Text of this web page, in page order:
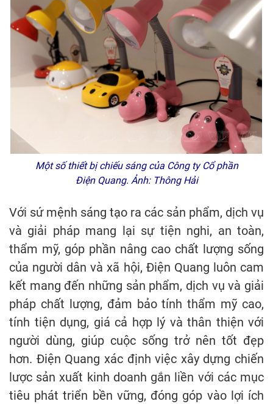
Một số thiết bị chiếu sáng của Công ty Cổ phần
Điện Quang. Ảnh: Thông Hải
Với sứ mệnh sáng tạo ra các sản phẩm, dịch vụ
và giải pháp mang lại sự tiện nghi, an toàn,
thẩm mỹ, góp phần nâng cao chất lượng sống
của người dân và xã hội, Điện Quang luôn cam
kết mang đến những sản phẩm, dịch vụ và giải
pháp chất lượng, đảm bảo tính thẩm mỹ cao,
tính tiện dụng, giá cả hợp lý và thân thiện với
người dùng, giúp cuộc sống trở nên tốt đẹp
hơn. Điện Quang xác định việc xây dựng chiến
lược sản xuất kinh doanh gắn liền với các mục
tiêu phát triển bền vững, đóng góp vào lợi ích